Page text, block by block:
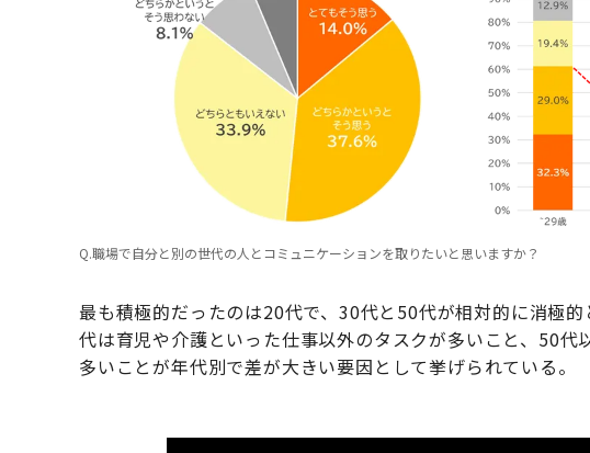
Q.職場で自分と別の世代の人とコミュニケーションを取りたいと思いますか？
最も積極的だったのは20代で、30代と50代が相対的に消極
代は育児や介護といった仕事以外のタスクが多いこと、50
多いことが年代別で差が大きい要因として挙げられている。